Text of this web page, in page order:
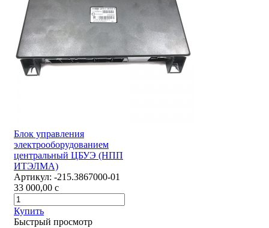
Блок управления
электрооборудованием
центральный ЦБУЭ (НПП
ИТЭЛМА)
Артикул: -215.3867000-01
33 000,00 c
Купить
Быстрый просмотр